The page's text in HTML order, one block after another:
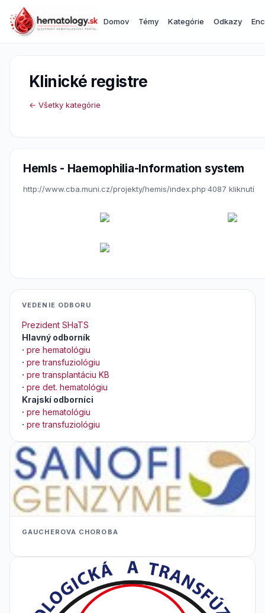
Domov Témy Kategórie Odkazy
Klinické registre
← Všetky kategórie
HemIs - Haemophilia-Information system
http://www.cba.muni.cz/projekty/hemis/index.php·4087 kliknutí
VEDENIE ODBORU
Prezident SHaTS
Hlavný odborník
· pre hematológiu
· pre transfuziológiu
· pre transplantáciu KB
· pre det. hematológiu
Krajskí odborníci
· pre hematológiu
· pre transfuziológiu
GAUCHEROVA CHOROBA